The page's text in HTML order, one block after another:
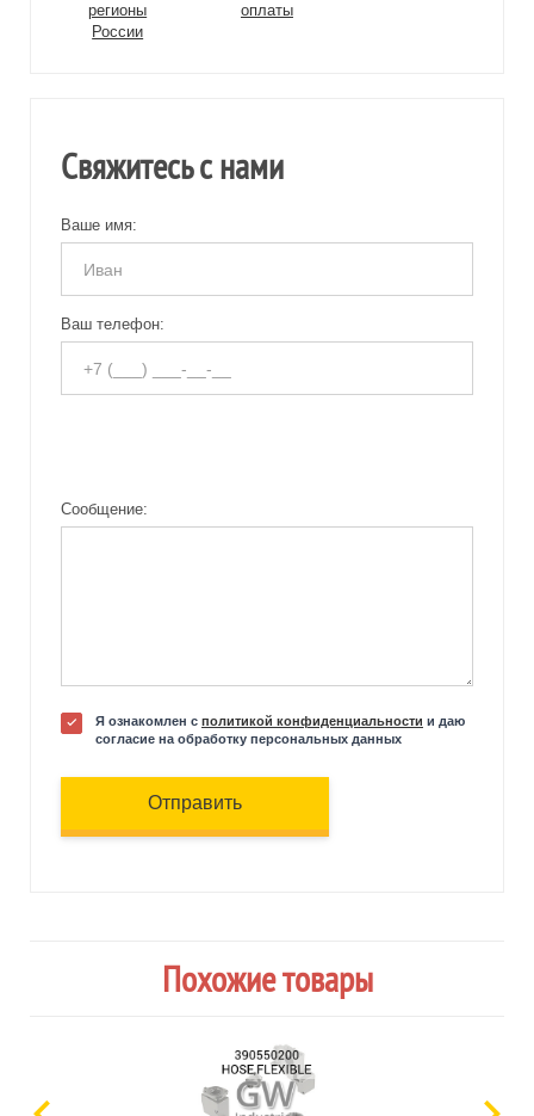
регионы
России
оплаты
Свяжитесь с нами
Ваше имя:
Ваш телефон:
Сообщение:
Я ознакомлен с политикой конфиденциальности и даю
согласие на обработку персональных данных
Отправить
Похожие товары